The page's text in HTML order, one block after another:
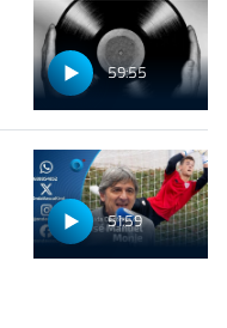
59:55
51:59